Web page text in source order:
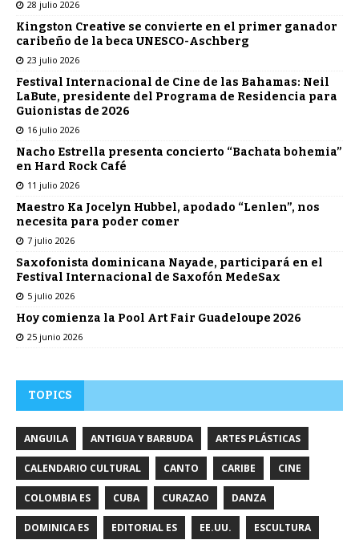
28 julio 2026
Kingston Creative se convierte en el primer ganador
caribeño de la beca UNESCO-Aschberg
23 julio 2026
Festival Internacional de Cine de las Bahamas: Neil
LaBute, presidente del Programa de Residencia para
Guionistas de 2026
16 julio 2026
Nacho Estrella presenta concierto “Bachata bohemia”
en Hard Rock Café
11 julio 2026
Maestro Ka Jocelyn Hubbel, apodado “Lenlen”, nos
necesita para poder comer
7 julio 2026
Saxofonista dominicana Nayade, participará en el
Festival Internacional de Saxofón MedeSax
5 julio 2026
Hoy comienza la Pool Art Fair Guadeloupe 2026
25 junio 2026
TOPICS
ANGUILA ANTIGUA Y BARBUDA ARTES PLÁSTICAS
CALENDARIO CULTURAL CANTO CARIBE CINE
COLOMBIA ES CUBA CURAZAO DANZA
DOMINICA ES EDITORIAL ES EE.UU. ESCULTURA